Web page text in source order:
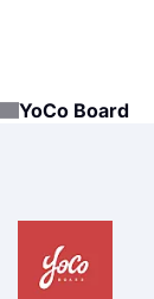
YoCo Board